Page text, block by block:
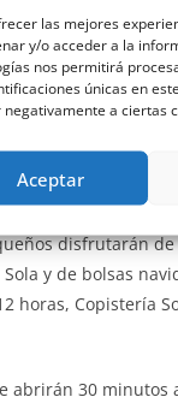
las mejores
y/o acceder a la
nos permitirá
únicas en
a ciertas
Aceptar
Gondolín, Modas
Escritoras
mercadillo
con la
y, por la
navideñas”.
disfrutarán
y de bolsas
horas, Copistería
abrirán 30